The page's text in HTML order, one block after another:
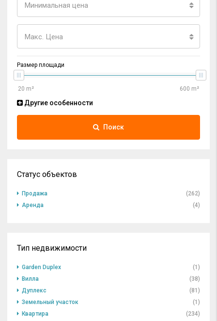
Минимальная цена
Макс. Цена
Размер площади
Другие особенности
Поиск
Статус объектов
Продажа
(262)
Аренда
(4)
Тип недвижимости
Garden Duplex
(1)
Вилла
(38)
Дуплекс
(81)
Земельный участок
(1)
Квартира
(234)